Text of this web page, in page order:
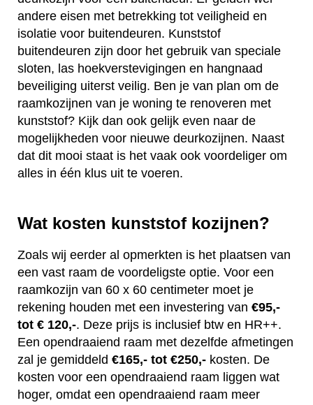
andere eisen met betrekking tot veiligheid en
isolatie voor buitendeuren. Kunststof
buitendeuren zijn door het gebruik van speciale
sloten, las hoekverstevigingen en hangnaad
beveiliging uiterst veilig. Ben je van plan om de
raamkozijnen van je woning te renoveren met
kunststof? Kijk dan ook gelijk even naar de
mogelijkheden voor nieuwe deurkozijnen. Naast
dat dit mooi staat is het vaak ook voordeliger om
alles in één klus uit te voeren.
Wat kosten kunststof kozijnen?
Zoals wij eerder al opmerkten is het plaatsen van
een vast raam de voordeligste optie. Voor een
raamkozijn van 60 x 60 centimeter moet je
rekening houden met een investering van €95,-
tot € 120,-. Deze prijs is inclusief btw en HR++.
Een opendraaiend raam met dezelfde afmetingen
zal je gemiddeld €165,- tot €250,- kosten. De
kosten voor een opendraaiend raam liggen wat
hoger, omdat een opendraaiend raam meer